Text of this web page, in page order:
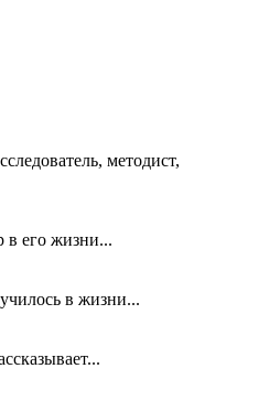
методист,
в его жизни...
в жизни...